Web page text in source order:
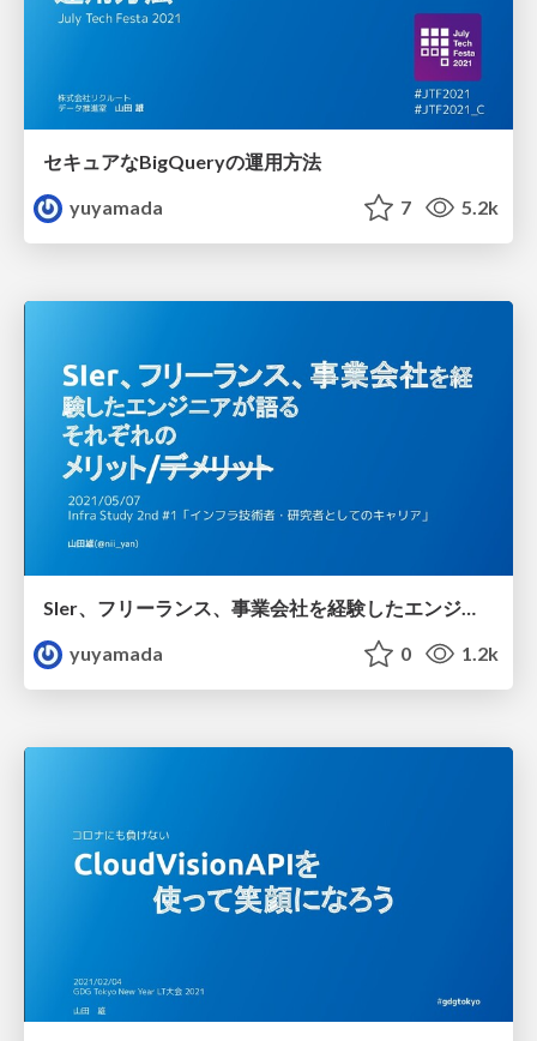
セキュアなBigQueryの運用方法
yuyamada
7 5.2k
SIer、フリーランス、事業会社を経験したエンジニアが語る それぞれの メリット/デメリット
yuyamada
0 1.2k